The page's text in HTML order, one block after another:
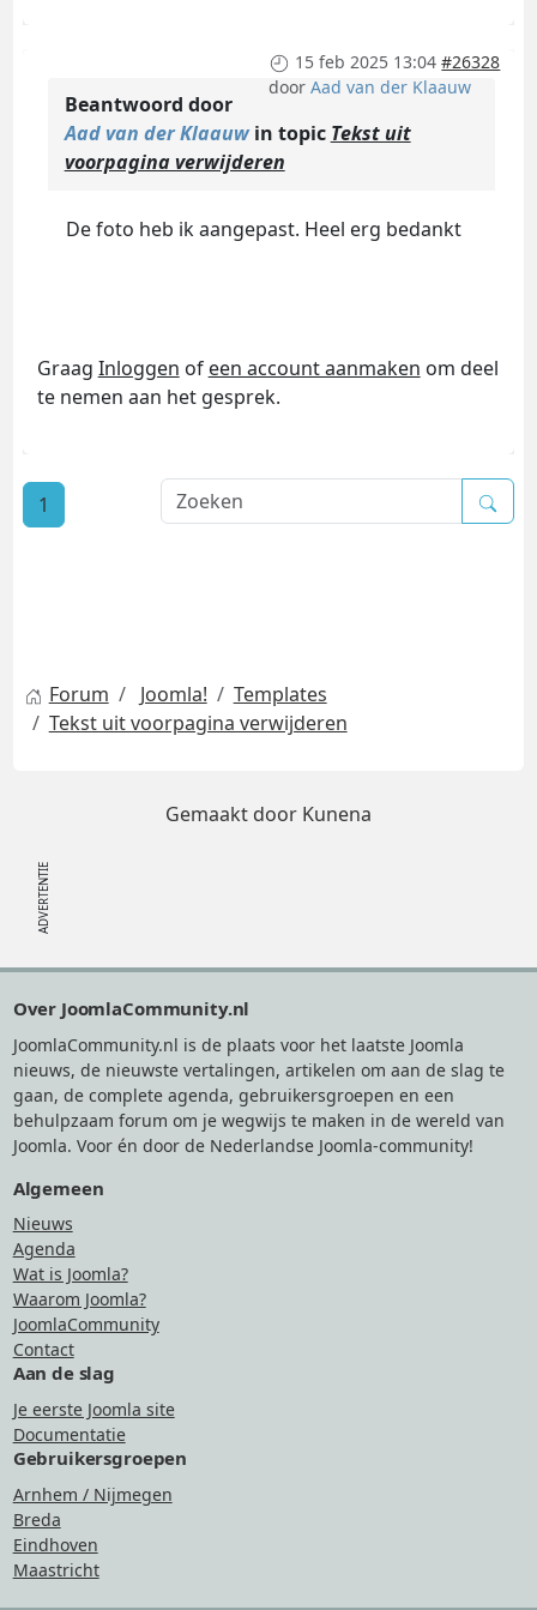
15 feb 2025 13:04 #26328
doorAad van der Klaauw
Beantwoord door
Aad van der Klaauwin topic Tekst uit
voorpagina verwijderen
De foto heb ik aangepast. Heel erg bedankt
Graag Inloggen of een account aanmaken om deel
te nemen aan het gesprek.
1
Forum Joomla!
Templates
Tekst uit voorpagina verwijderen
Gemaakt door Kunena
Over JoomlaCommunity.nl
JoomlaCommunity.nl is de plaats voor het laatste Joomla
nieuws, de nieuwste vertalingen, artikelen om aan de slag te
gaan, de complete agenda, gebruikersgroepen en een
behulpzaam forum om je wegwijs te maken in de wereld van
Joomla. Voor én door de Nederlandse Joomla-community!
Algemeen
Nieuws
Agenda
Wat is Joomla?
Waarom Joomla?
JoomlaCommunity
Contact
Aan de slag
Je eerste Joomla site
Documentatie
Gebruikersgroepen
Arnhem / Nijmegen
Breda
Eindhoven
Maastricht